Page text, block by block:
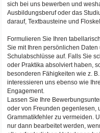
sich bei uns bewerben und
Ausbildungsberuf oder das
darauf, Textbausteine und
Formulieren Sie Ihren
Sie mit Ihren persönlichen
Schulabschlüsse auf. Falls Sie
oder Praktika absolviert haben,
besonderen Fähigkeiten wie z.
interessieren uns ebenso wie
Engagement.
Lassen Sie Ihre
oder von Freunden gegenlesen,
Grammatikfehler zu vermeiden.
nur dann bearbeitet werden,